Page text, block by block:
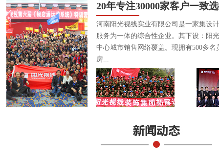
20年专注30000家客户一致
河南阳光视线实业有限公司是一家集设
服务为一体的综合性企业。其下设：阳
中心城市销售网络覆盖。现拥有500多
房...